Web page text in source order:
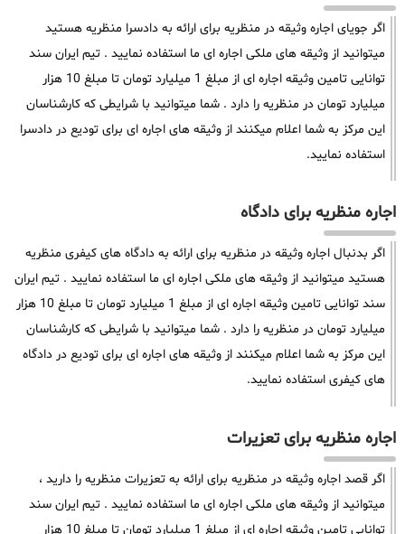
اگر جویای اجاره وثیقه در منظریه برای ارائه به دادسرا منظریه هستید
میتوانید از وثیقه های ملکی اجاره ای ما استفاده نمایید . تیم ایران سند
توانایی تامین وثیقه اجاره ای از مبلغ 1 میلیارد تومان تا مبلغ 10 هزار
میلیارد تومان در منظریه را دارد . شما میتوانید با شرایطی که کارشناسان
این مرکز به شما اعلام میکنند از وثیقه های اجاره ای برای تودیع در دادسرا
استفاده نمایید.
اجاره منظریه برای دادگاه
اگر بدنبال اجاره وثیقه در منظریه برای ارائه به دادگاه های کیفری منظریه
هستید میتوانید از وثیقه های ملکی اجاره ای ما استفاده نمایید . تیم ایران
سند توانایی تامین وثیقه اجاره ای از مبلغ 1 میلیارد تومان تا مبلغ 10 هزار
میلیارد تومان در منظریه را دارد . شما میتوانید با شرایطی که کارشناسان
این مرکز به شما اعلام میکنند از وثیقه های اجاره ای برای تودیع در دادگاه
های کیفری استفاده نمایید.
اجاره منظریه برای تعزیرات
اگر قصد اجاره وثیقه در منظریه برای ارائه به تعزیرات منظریه را دارید ،
میتوانید از وثیقه های ملکی اجاره ای ما استفاده نمایید . تیم ایران سند
توانایی تامین وثیقه اجاره ای از مبلغ 1 میلیارد تومان تا مبلغ 10 هزار